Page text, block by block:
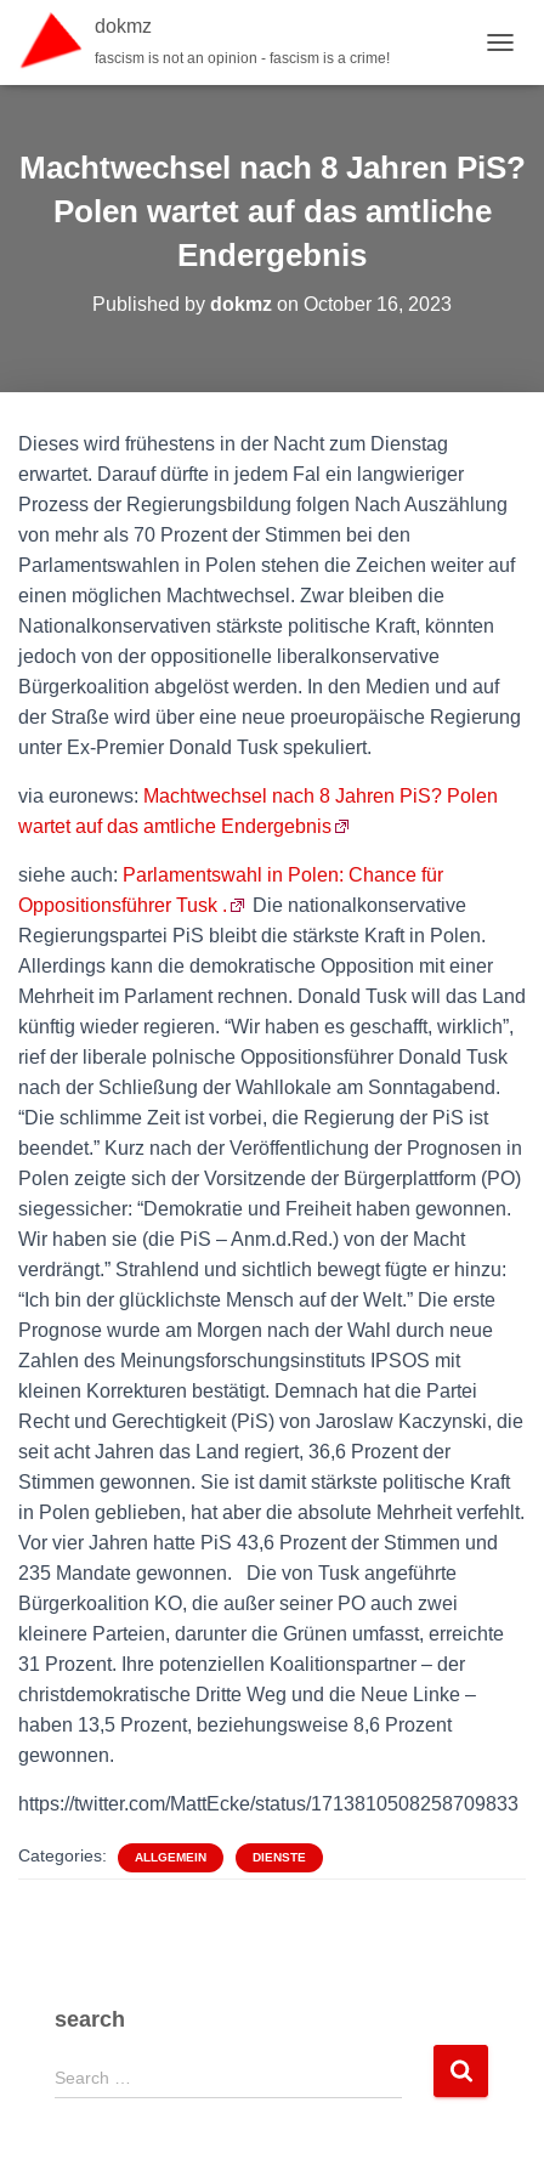
dokmz
fascism is not an opinion - fascism is a crime!
Machtwechsel nach 8 Jahren PiS?
Polen wartet auf das amtliche
Endergebnis
Published by dokmz on October 16, 2023
Dieses wird frühestens in der Nacht zum Dienstag
erwartet. Darauf dürfte in jedem Fal ein langwieriger
Prozess der Regierungsbildung folgen Nach Auszählung
von mehr als 70 Prozent der Stimmen bei den
Parlamentswahlen in Polen stehen die Zeichen weiter auf
einen möglichen Machtwechsel. Zwar bleiben die
Nationalkonservativen stärkste politische Kraft, könnten
jedoch von der oppositionelle liberalkonservative
Bürgerkoalition abgelöst werden. In den Medien und auf
der Straße wird über eine neue proeuropäische Regierung
unter Ex-Premier Donald Tusk spekuliert.
via euronews: Machtwechsel nach 8 Jahren PiS? Polen
wartet auf das amtliche Endergebnis
siehe auch: Parlamentswahl in Polen: Chance für
Oppositionsführer Tusk .
Die nationalkonservative
Regierungspartei PiS bleibt die stärkste Kraft in Polen.
Allerdings kann die demokratische Opposition mit einer
Mehrheit im Parlament rechnen. Donald Tusk will das Land
künftig wieder regieren. “Wir haben es geschafft, wirklich”,
rief der liberale polnische Oppositionsführer Donald Tusk
nach der Schließung der Wahllokale am Sonntagabend.
“Die schlimme Zeit ist vorbei, die Regierung der PiS ist
beendet.” Kurz nach der Veröffentlichung der Prognosen in
Polen zeigte sich der Vorsitzende der Bürgerplattform (PO)
siegessicher: “Demokratie und Freiheit haben gewonnen.
Wir haben sie (die PiS – Anm.d.Red.) von der Macht
verdrängt.” Strahlend und sichtlich bewegt fügte er hinzu:
“Ich bin der glücklichste Mensch auf der Welt.” Die erste
Prognose wurde am Morgen nach der Wahl durch neue
Zahlen des Meinungsforschungsinstituts IPSOS mit
kleinen Korrekturen bestätigt. Demnach hat die Partei
Recht und Gerechtigkeit (PiS) von Jaroslaw Kaczynski, die
seit acht Jahren das Land regiert, 36,6 Prozent der
Stimmen gewonnen. Sie ist damit stärkste politische Kraft
in Polen geblieben, hat aber die absolute Mehrheit verfehlt.
Vor vier Jahren hatte PiS 43,6 Prozent der Stimmen und
235 Mandate gewonnen. Die von Tusk angeführte
Bürgerkoalition KO, die außer seiner PO auch zwei
kleinere Parteien, darunter die Grünen umfasst, erreichte
31 Prozent. Ihre potenziellen Koalitionspartner – der
christdemokratische Dritte Weg und die Neue Linke –
haben 13,5 Prozent, beziehungsweise 8,6 Prozent
gewonnen.
https://twitter.com/MattEcke/status/1713810508258709833
Categories: ALLGEMEIN DIENSTE
search
S
e
Search …